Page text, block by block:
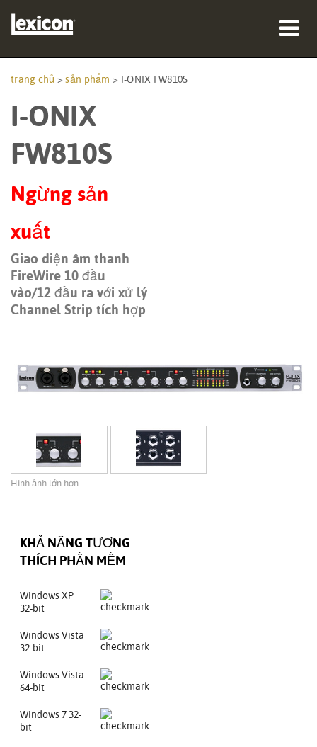
sản phẩm
nơi mua
đào tạo
hỗ trợ
Ngôn ngữ/Khu vực
trang chủ >sản phẩm > I-ONIX FW810S
I-ONIX
FW810S
Ngừng sản
xuất
Giao diện âm thanh
FireWire 10 đầu
vào/12 đầu ra với xử lý
Channel Strip tích hợp
Hình ảnh lớn hơn
KHẢ NĂNG TƯƠNG
THÍCH PHẦN MỀM
Windows XP
32-bit
Windows Vista
32-bit
Windows Vista
64-bit
Windows 7 32-
bit